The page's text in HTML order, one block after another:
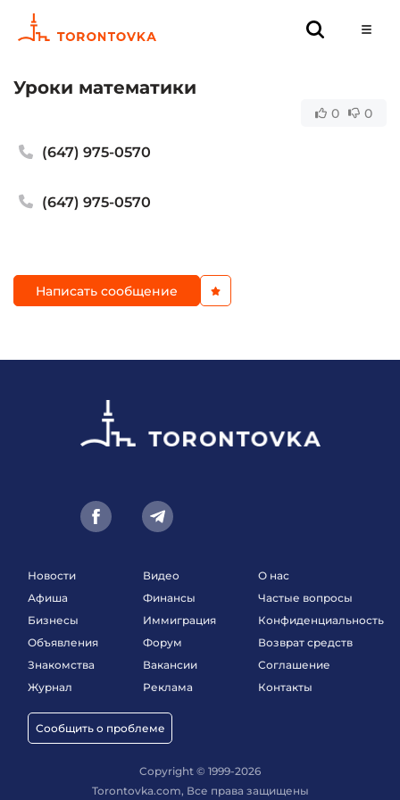
Уроки математики
0 0
(647) 975-0570
(647) 975-0570
Написать сообщение
Новости
Афиша
Бизнесы
Объявления
Знакомства
Журнал
Сообщить о проблеме
Видео
Финансы
Иммиграция
Форум
Вакансии
Реклама
О нас
Частые вопросы
Конфиденциальность
Возврат средств
Соглашение
Контакты
Copyright © 1999-2026
Torontovka.com, Все права защищены